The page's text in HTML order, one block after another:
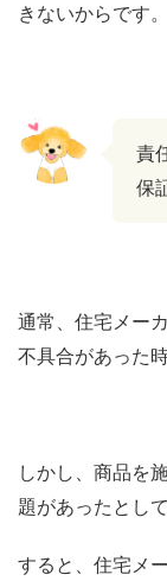
きないからです。
責
保
通常、住宅メー
不具合があった
しかし、商品を
題があったとし
すると、住宅メ